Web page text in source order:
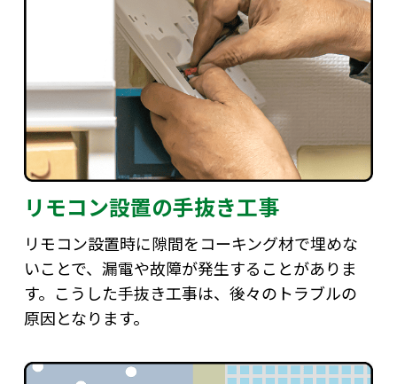
リモコン設置の手抜き工事
リモコン設置時に隙間をコーキング材で埋めな
いことで、漏電や故障が発生することがありま
す。こうした手抜き工事は、後々のトラブルの
原因となります。